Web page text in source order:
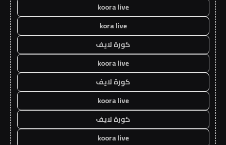
koora live
kora live
كورة لايف
koora live
كورة لايف
koora live
كورة لايف
koora live